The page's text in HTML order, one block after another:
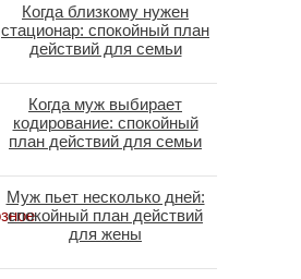
Когда близкому нужен
стационар: спокойный план
действий для семьи
Когда муж выбирает
кодирование: спокойный
план действий для семьи
Муж пьет несколько дней:
спокойный план действий
для жены